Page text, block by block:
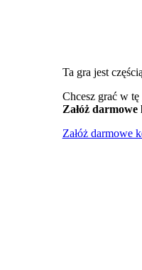
Ta gra jest
Chcesz grać w tę
Załóż darmowe
Załóż darmowe